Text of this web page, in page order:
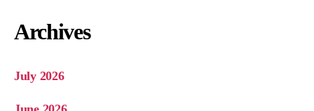
Archives
July 2026